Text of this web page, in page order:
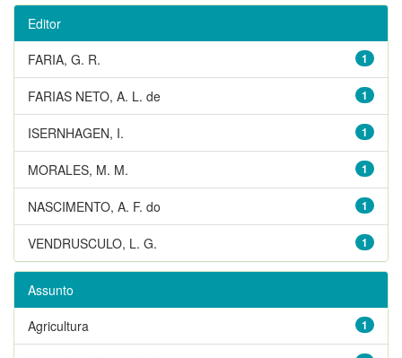
Editor
1
FARIA, G. R.
1
FARIAS NETO, A. L. de
1
ISERNHAGEN, I.
1
MORALES, M. M.
1
NASCIMENTO, A. F. do
1
VENDRUSCULO, L. G.
Assunto
1
Agricultura